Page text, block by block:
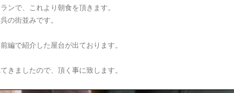
ンで、これより朝食を頂きます。
の街並みです。
編で紹介した屋台が出ております。
きましたので、頂く事に致します。